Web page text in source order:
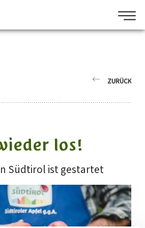
ZURÜCK
los!
Südtirol ist gestartet